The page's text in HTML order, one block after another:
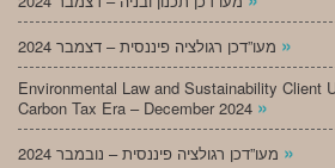
»
Environmental Law and Sustainability Client
Carbon Tax Era – December 2024 »
»